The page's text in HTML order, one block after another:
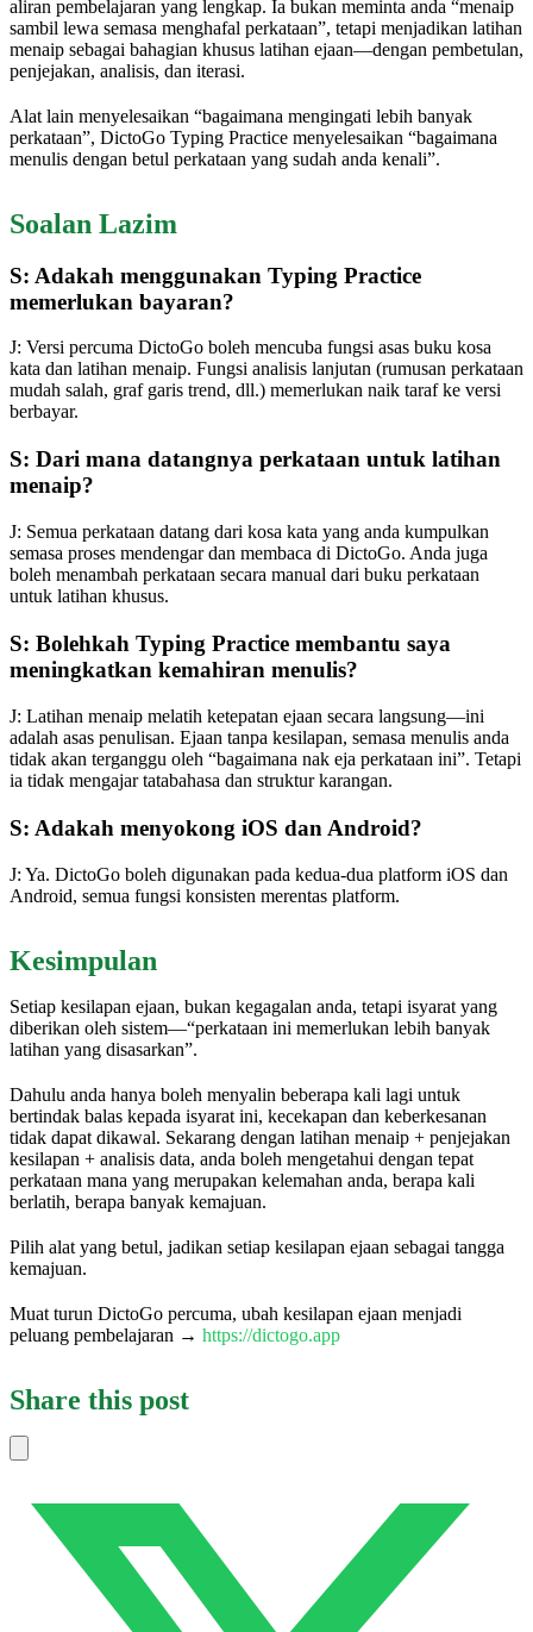
aliran pembelajaran yang lengkap. Ia bukan meminta anda “menaip
sambil lewa semasa menghafal perkataan”, tetapi menjadikan latihan
menaip sebagai bahagian khusus latihan ejaan—dengan pembetulan,
penjejakan, analisis, dan iterasi.
Alat lain menyelesaikan “bagaimana mengingati lebih banyak
perkataan”, DictoGo Typing Practice menyelesaikan “bagaimana
menulis dengan betul perkataan yang sudah anda kenali”.
Soalan Lazim
S: Adakah menggunakan Typing Practice
memerlukan bayaran?
J: Versi percuma DictoGo boleh mencuba fungsi asas buku kosa
kata dan latihan menaip. Fungsi analisis lanjutan (rumusan perkataan
mudah salah, graf garis trend, dll.) memerlukan naik taraf ke versi
berbayar.
S: Dari mana datangnya perkataan untuk latihan
menaip?
J: Semua perkataan datang dari kosa kata yang anda kumpulkan
semasa proses mendengar dan membaca di DictoGo. Anda juga
boleh menambah perkataan secara manual dari buku perkataan
untuk latihan khusus.
S: Bolehkah Typing Practice membantu saya
meningkatkan kemahiran menulis?
J: Latihan menaip melatih ketepatan ejaan secara langsung—ini
adalah asas penulisan. Ejaan tanpa kesilapan, semasa menulis anda
tidak akan terganggu oleh “bagaimana nak eja perkataan ini”. Tetapi
ia tidak mengajar tatabahasa dan struktur karangan.
S: Adakah menyokong iOS dan Android?
J: Ya. DictoGo boleh digunakan pada kedua-dua platform iOS dan
Android, semua fungsi konsisten merentas platform.
Kesimpulan
Setiap kesilapan ejaan, bukan kegagalan anda, tetapi isyarat yang
diberikan oleh sistem—“perkataan ini memerlukan lebih banyak
latihan yang disasarkan”.
Dahulu anda hanya boleh menyalin beberapa kali lagi untuk
bertindak balas kepada isyarat ini, kecekapan dan keberkesanan
tidak dapat dikawal. Sekarang dengan latihan menaip + penjejakan
kesilapan + analisis data, anda boleh mengetahui dengan tepat
perkataan mana yang merupakan kelemahan anda, berapa kali
berlatih, berapa banyak kemajuan.
Pilih alat yang betul, jadikan setiap kesilapan ejaan sebagai tangga
kemajuan.
Muat turun DictoGo percuma, ubah kesilapan ejaan menjadi
peluang pembelajaran → https://dictogo.app
Share this post